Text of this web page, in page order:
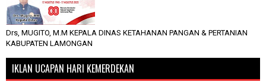
Drs, MUGITO, M.M KEPALA DINAS KETAHANAN PANGAN & PERTANIAN
KABUPATEN LAMONGAN
IKLAN UCAPAN HARI KEMERDEKAN